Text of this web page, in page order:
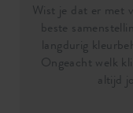
Wist je dat er met
beste
langdurig
Ongeacht welk
altijd